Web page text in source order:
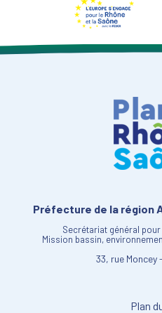
Préfecture de la région
Secrétariat général
Mission bassin,
33, rue Moncey
Plan